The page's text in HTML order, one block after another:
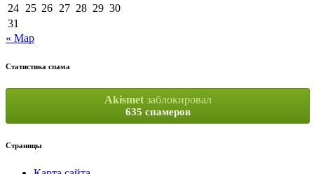
24 25 26 27 28 29 30
31
« Мар
Статистика спама
Akismetзаблокировал
635 спамеров
Страницы